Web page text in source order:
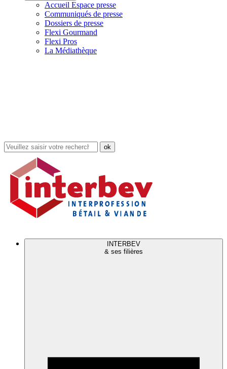
Accueil Espace presse
Communiqués de presse
Dossiers de presse
Flexi Gourmand
Flexi Pros
La Médiathèque
Rechercher
dans
site
INTERBEV
& ses filières